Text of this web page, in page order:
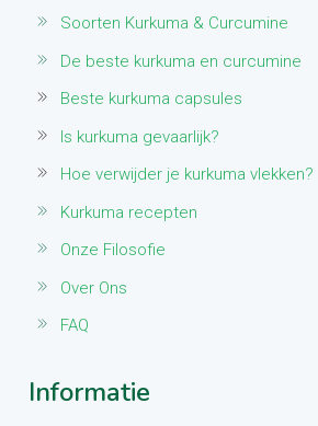
Soorten Kurkuma & Curcumine
De beste kurkuma en curcumine
Beste kurkuma capsules
Is kurkuma gevaarlijk?
Hoe verwijder je kurkuma vlekken?
Kurkuma recepten
Onze Filosofie
Over Ons
FAQ
Informatie